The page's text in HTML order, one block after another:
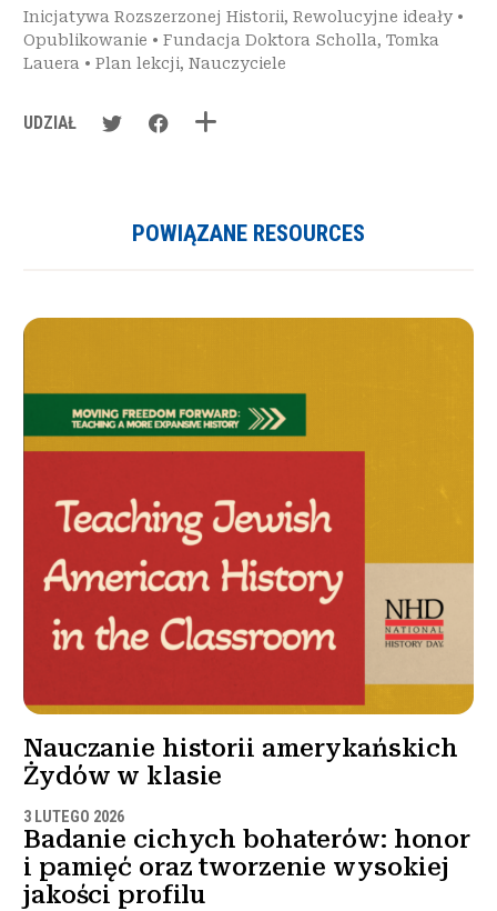
Inicjatywa Rozszerzonej Historii, Rewolucyjne ideały •
Opublikowanie • Fundacja Doktora Scholla, Tomka
Lauera • Plan lekcji, Nauczyciele
UDZIAŁ
POWIĄZANE RESOURCES
Nauczanie historii amerykańskich
Żydów w klasie
3 LUTEGO 2026
Badanie cichych bohaterów: honor
i pamięć oraz tworzenie wysokiej
jakości profilu